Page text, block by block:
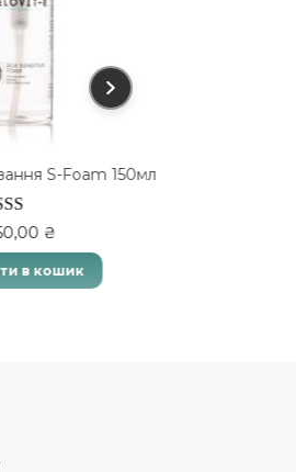
S-Foam 150мл
в
з 5
₴
в кошик